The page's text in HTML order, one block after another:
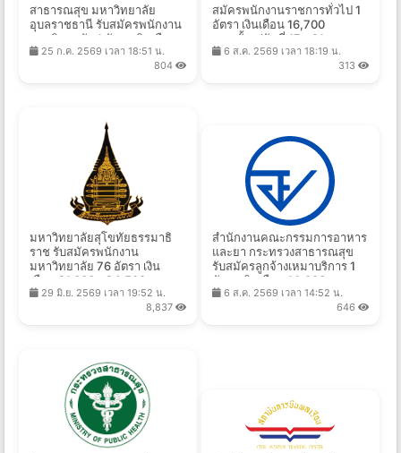
สาธารณสุข มหาวิทยาลัย
อุบลราชธานี รับสมัครพนักงาน
มหาวิทยาลัย 1 อัตรา เงินเดือน
33,600 บาท ตั้งแต่บัดนี้ - 14
25 ก.ค. 2569 เวลา 18:51 น.
804
สมัครพนักงานราชการทั่วไป 1
อัตรา เงินเดือน 16,700
บาท ตั้งแต่วันที่ 17 - 21 ส.ค.
2569
6 ส.ค. 2569 เวลา 18:19 น.
313
มหาวิทยาลัยสุโขทัยธรรมาธิ
ราช รับสมัครพนักงาน
มหาวิทยาลัย 76 อัตรา เงิน
เดือน 21,000 - 24,500 บาท
ตั้งแต่บัดนี้ - 16 ก.ค. 2569
29 มิ.ย. 2569 เวลา 19:52 น.
8,837
สำนักงานคณะกรรมการอาหาร
และยา กระทรวงสาธารณสุข
รับสมัครลูกจ้างเหมาบริการ 1
อัตรา เงินเดือน 14,000 บาท
ตั้งแต่บัดนี้ถึง 14 ส.ค. 2569
6 ส.ค. 2569 เวลา 14:52 น.
646